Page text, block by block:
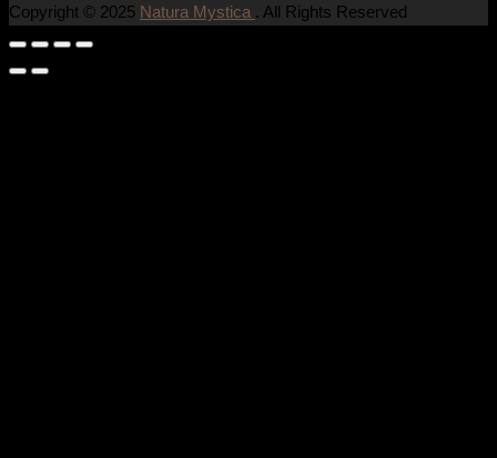
Copyright © 2025 Natura Mystica . All Rights Reserved